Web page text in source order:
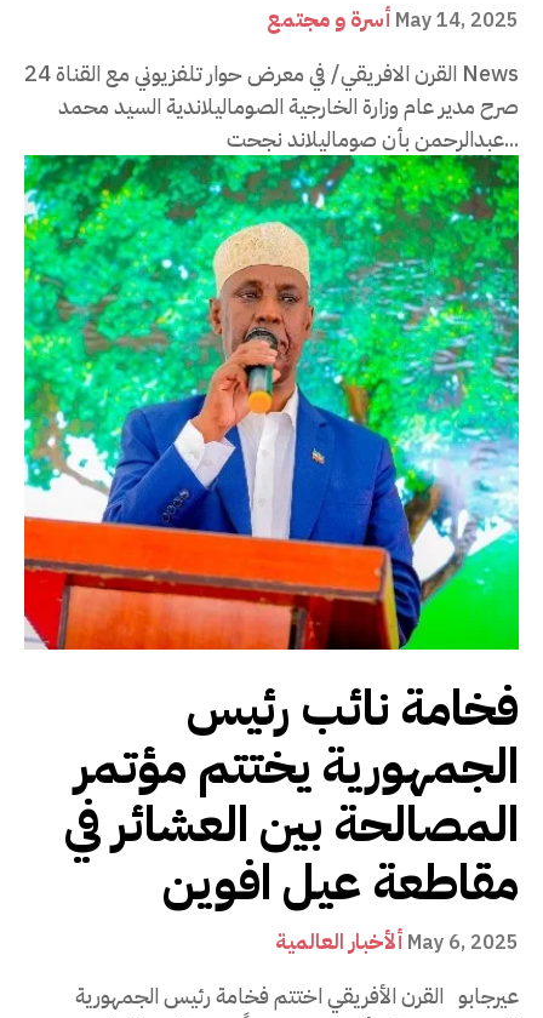
أسرة و مجتمع May 14, 2025
القرن الافريقي/ في معرض حوار تلفزيوني مع القناة 24 News
صرح مدير عام وزارة الخارجية الصوماليلاندية السيد محمد
عبدالرحمن بأن صوماليلاند نجحت...
فخامة نائب رئيس
الجمهورية يختتم مؤتمر
المصالحة بين العشائر في
مقاطعة عيل افوين
ألأخبار العالمية May 6, 2025
عيرجابو القرن الأفريقي اختتم فخامة رئيس الجمهورية